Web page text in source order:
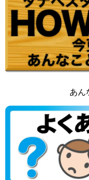
あん